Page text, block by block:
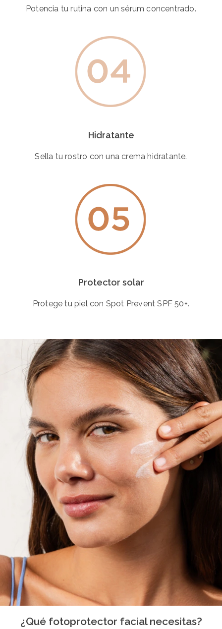
Potencia tu rutina con un sérum concentrado.
Hidratante
Sella tu rostro con una crema hidratante.
Protector solar
Protege tu piel con Spot Prevent SPF 50+.
¿Qué fotoprotector facial necesitas?